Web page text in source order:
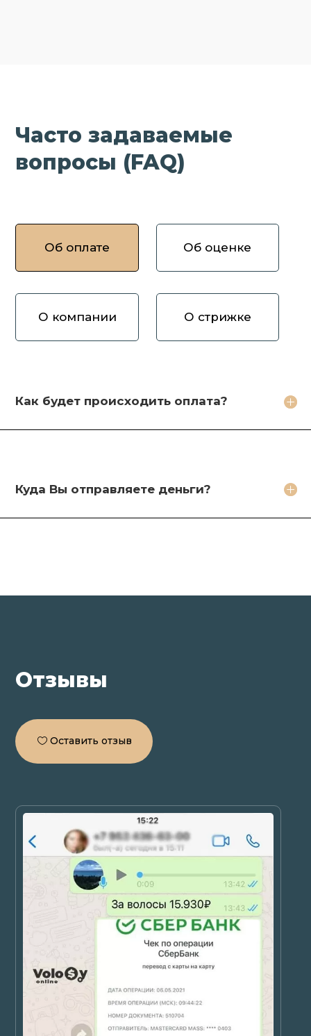
Часто задаваемые
вопросы (FAQ)
Об оплате Об оценке
О компании О стрижке
Как будет происходить оплата?
Куда Вы отправляете деньги?
Как вы оцениваете волосы?
Какое фото необходимо сделать?
Зачем продавать волосы Вам?
Какие бонусы я получу?
Кто будет стричь мои волосы?
Отзывы
Оставить отзыв